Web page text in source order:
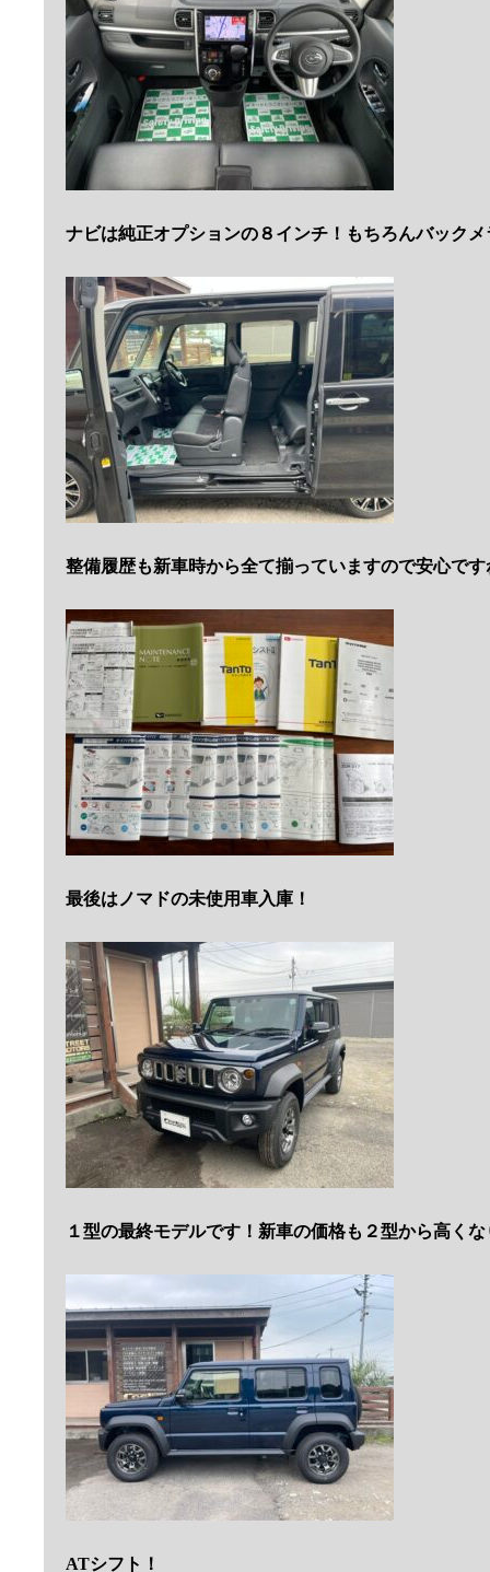
ナビは純正オプションの８インチ！もちろんバックメ
整備履歴も新車時から全て揃っていますので安心です
最後はノマドの未使用車入庫！
１型の最終モデルです！新車の価格も２型から高く
ATシフト！